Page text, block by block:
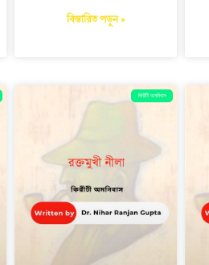
বিস্তারিত পড়ুন »
কিরীটী অমনিবাস